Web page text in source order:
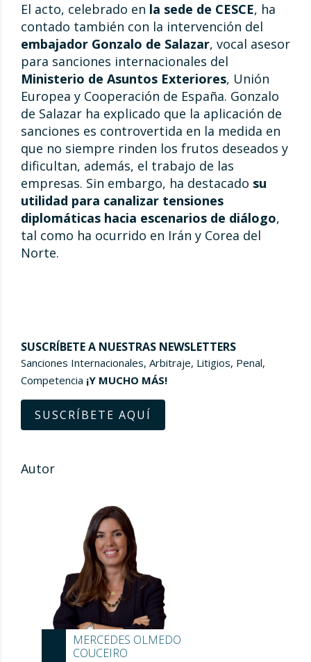
El acto, celebrado en la sede de CESCE, ha
contado también con la intervención del
embajador Gonzalo de Salazar, vocal asesor
para sanciones internacionales del
Ministerio de Asuntos Exteriores, Unión
Europea y Cooperación de España. Gonzalo
de Salazar ha explicado que la aplicación de
sanciones es controvertida en la medida en
que no siempre rinden los frutos deseados y
dificultan, además, el trabajo de las
empresas. Sin embargo, ha destacado su
utilidad para canalizar tensiones
diplomáticas hacia escenarios de diálogo,
tal como ha ocurrido en Irán y Corea del
Norte.
SUSCRÍBETE A NUESTRAS NEWSLETTERS
Sanciones Internacionales, Arbitraje, Litigios, Penal,
Competencia ¡Y MUCHO MÁS!
SUSCRÍBETE AQUÍ
Autor
MERCEDES OLMEDO
COUCEIRO